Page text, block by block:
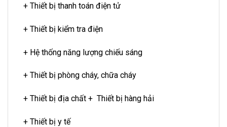
+ Thiết bị thanh toán điện tử
+ Thiết bị kiểm tra điện
+ Hệ thống năng lượng chiếu sáng
+ Thiết bị phòng cháy, chữa cháy
+ Thiết bị địa chất + Thiết bị hàng hải
+ Thiết bị y tế